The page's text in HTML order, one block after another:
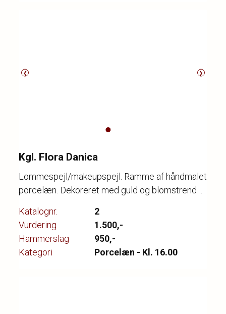
❮ ❯
Kgl. Flora Danica
Lommespejl/makeupspejl. Ramme af håndmalet
porcelæn. Dekoreret med guld og blomstrende
Katalognr.
2
Vurdering
1.500,-
Hammerslag
950,-
Kategori
Porcelæn - Kl. 16.00